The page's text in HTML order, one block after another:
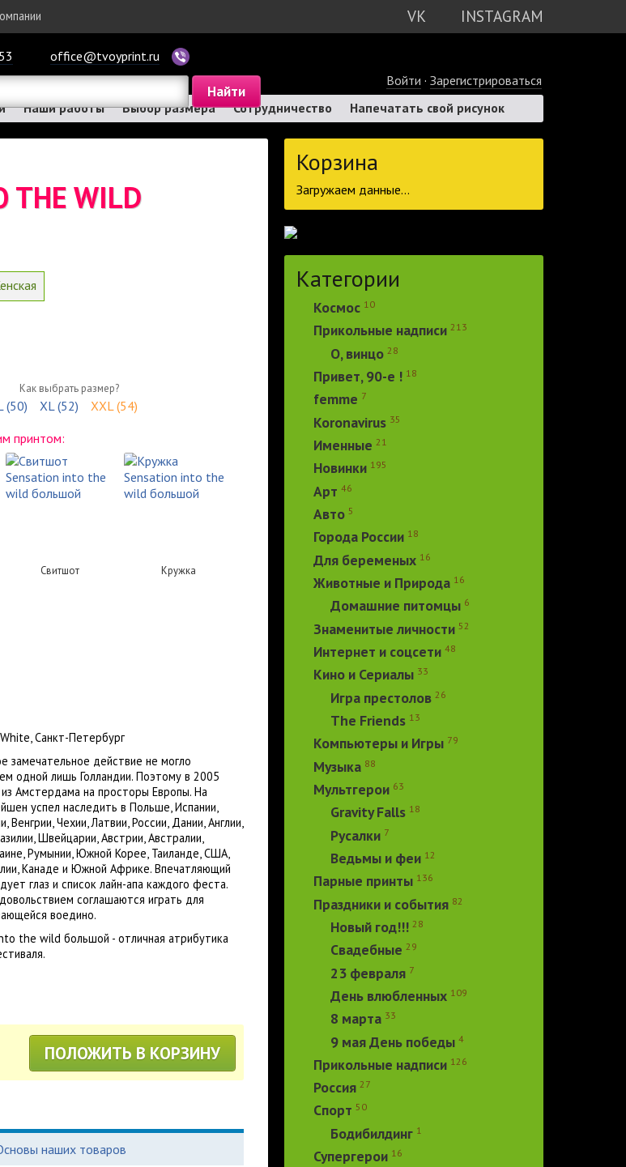
VK INSTAGRAM
office@tvoyprint.ru
Войти · Зарегистрироваться
Наши работы Выбор размера Сотрудничество Напечатать свой рисунок
THE WILD
Как выбрать размер?
(50) XL (52)
XXL (54)
принтом:
Свитшот Кружка
, Санкт-Петербург
замечательное действие не могло
одной лишь Голландии. Поэтому в 2005
Амстердама на просторы Европы. На
успел наследить в Польше, Испании,
Венгрии, Чехии, Латвии, России, Дании, Англии,
Швейцарии, Австрии, Австралии,
Румынии, Южной Корее, Таиланде, США,
Канаде и Южной Африке. Впечатляющий
глаз и список лайн-апа каждого феста.
соглашаются играть для
воедино.
the wild большой - отличная атрибутика
ПОЛОЖИТЬ В КОРЗИНУ
наших товаров
Корзина
Загружаем данные...
Категории
Космос 10
Прикольные надписи 213
О, винцо 28
Привет, 90-е ! 18
femme 7
Koronavirus 35
Именные 21
Новинки 195
Арт 46
Авто 5
Города России 18
Для беременых 16
Животные и Природа 16
Домашние питомцы 6
Знаменитые личности 52
Интернет и соцсети 48
Кино и Сериалы 33
Игра престолов 26
The Friends 13
Компьютеры и Игры 79
Музыка 88
Мультгерои 63
Gravity Falls 18
Русалки 7
Ведьмы и феи 12
Парные принты 136
Праздники и события 82
Новый год!!! 28
Свадебные 29
23 февраля 7
День влюбленных 109
8 марта 33
9 мая День победы 4
Прикольные надписи 126
Россия 27
Спорт 50
Бодибилдинг 1
Супергерои 16